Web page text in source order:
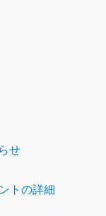
せ
トの詳細